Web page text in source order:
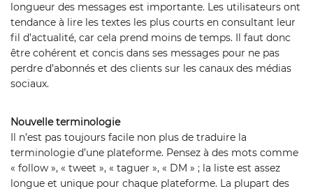
longueur des messages est importante. Les utilisateurs ont
tendance à lire les textes les plus courts en consultant leur
fil d’actualité, car cela prend moins de temps. Il faut donc
être cohérent et concis dans ses messages pour ne pas
perdre d’abonnés et des clients sur les canaux des médias
sociaux.
Nouvelle terminologie
Il n’est pas toujours facile non plus de traduire la
terminologie d’une plateforme. Pensez à des mots comme
« follow », « tweet », « taguer », « DM » ; la liste est assez
longue et unique pour chaque plateforme. La plupart des